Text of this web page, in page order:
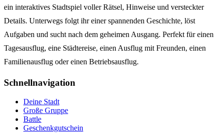
ein interaktives Stadtspiel voller Rätsel, Hinweise und versteckter
Details. Unterwegs folgt ihr einer spannenden Geschichte, löst
Aufgaben und sucht nach dem geheimen Ausgang. Perfekt für einen
Tagesausflug, eine Städtereise, einen Ausflug mit Freunden, einen
Familienausflug oder einen Betriebsausflug.
Schnellnavigation
Deine Stadt
Große Gruppe
Battle
Geschenkgutschein